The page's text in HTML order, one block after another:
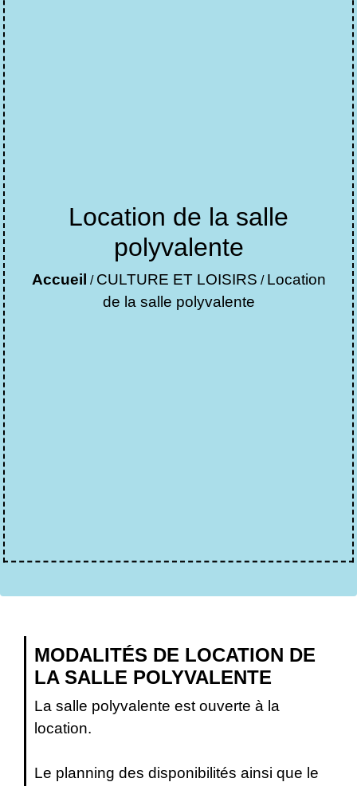
Location de la salle
polyvalente
Accueil / CULTURE ET LOISIRS / Location
de la salle polyvalente
MODALITÉS DE LOCATION DE
LA SALLE POLYVALENTE
La salle polyvalente est ouverte à la
location.
Le planning des disponibilités ainsi que le